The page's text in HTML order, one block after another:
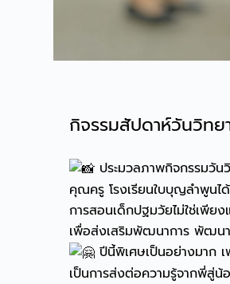
กิจรรมสัปดาห์วันวิท
ประมวลภาพกิจกรรมวั
คุณครู โรงเรียนใบบุญลำพูนไ
การสอนเด็กปฐมวัยไม่ใช่เพีย
เพื่อส่งเสริมพัฒนาการ พัฒน
ปีนี้พิเศษเป็นอย่างมาก
เป็นการส่งต่อความรู้จากพี่สู่